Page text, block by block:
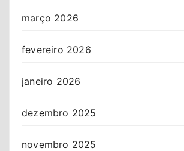
março 2026
fevereiro 2026
janeiro 2026
dezembro 2025
novembro 2025